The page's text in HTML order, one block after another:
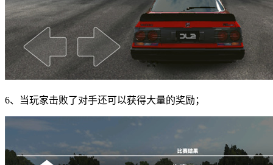
6、当玩家击败了对手还可以获得大量的奖励；